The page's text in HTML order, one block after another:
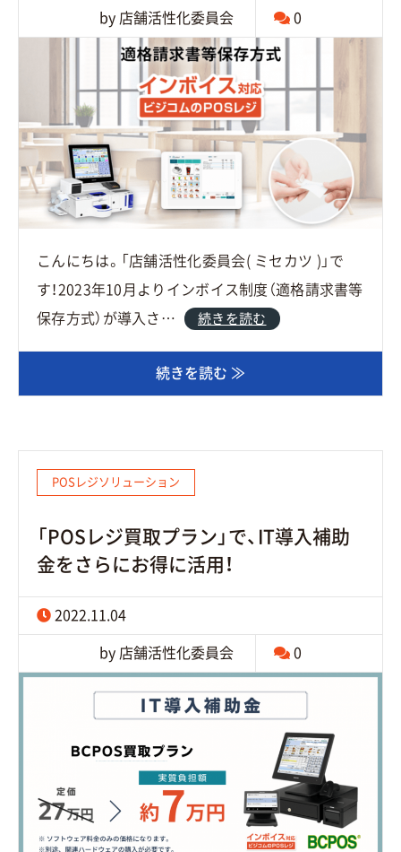
by 店舗活性化委員会 0
こんにちは。「店舗活性化委員会( ミセカツ )」で
す！2023年10月よりインボイス制度（適格請求書等
保存方式）が導入さ…
続きを読む
続きを読む ≫
POSレジソリューション
「POSレジ買取プラン」で、IT導入補助
金をさらにお得に活用！
2022.11.04
by 店舗活性化委員会 0